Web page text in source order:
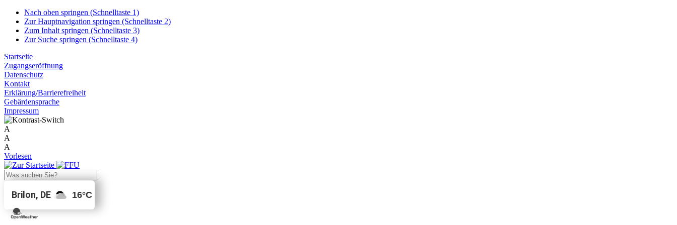
Nach oben springen (Schnelltaste 1)
Zur Hauptnavigation springen (Schnelltaste 2)
Zum Inhalt springen (Schnelltaste 3)
Zur Suche springen (Schnelltaste 4)
Startseite
Zugangseröffnung
Datenschutz
Kontakt
Erklärung/Barrierefreiheit
Gebärdensprache
Impressum
A
A
A
Vorlesen
Brilon, DE 16°C